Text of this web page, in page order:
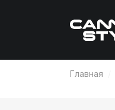
Главная